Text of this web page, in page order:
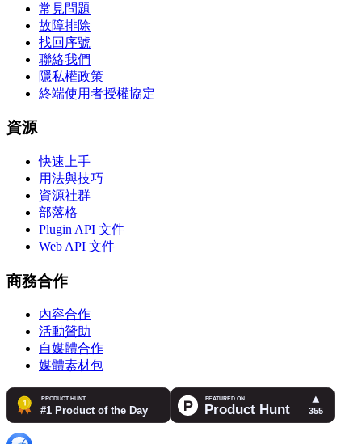
常見問題
故障排除
找回序號
聯絡我們
隱私權政策
終端使用者授權協定
資源
快速上手
用法與技巧
資源社群
部落格
Plugin API 文件
Web API 文件
商務合作
內容合作
活動贊助
自媒體合作
媒體素材包